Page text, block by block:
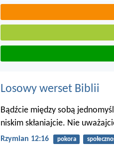
Losowy werset Biblii
Bądźcie między sobą
niskim skłaniajcie. Nie
Rzymian 12:16 pokora